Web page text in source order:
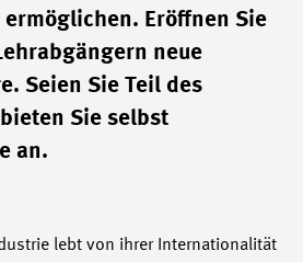
Eröffnen Sie
neue
Seien Sie Teil des
Sie selbst
an.
lebt von ihrer Internationalität